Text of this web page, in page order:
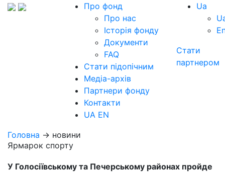
Про фонд
Про нас
Історія фонду
Документи
FAQ
Стати підопічним
Медіа-архів
Партнери фонду
Контакти
UA EN
Ua
Стати
партнером
Головна → новини
Ярмарок спорту
У Голосіївському та Печерському районах пройде